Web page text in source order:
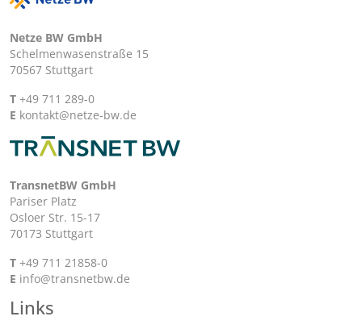
Netze BW GmbH
Schelmenwasenstraße 15
70567 Stuttgart
T +49 711 289-0
E kontakt@netze-bw.de
TransnetBW GmbH
Pariser Platz
Osloer Str. 15-17
70173 Stuttgart
T +49 711 21858-0
E info@transnetbw.de
Links